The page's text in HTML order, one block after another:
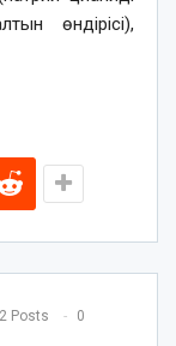
өндірісі),
Posts 0